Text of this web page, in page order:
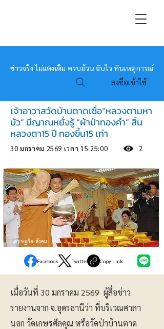
หมอข่าว
ข่าวจริง ไม่แต่งเติม ครบถ้วน ฉับไว ทันเหตุการณ์
ลงชื่อเข้าใช้
เจ้าอาวาสวัดบ้านตาดเชื่อ“หลวงตามหา
บัว” มีญาณหยั่งรู้ “ผ้าป่าทองคำ” สิ้น
หลวงตา15 ปี ทองขึ้น15 เท่า
30 มกราคม 2569 เวลา 15:25:00 2
เศรษฐกิจ-สังคม
Facebook Twitter Copy Link
เมื่อวันที่ 30 มกราคม 2569 ผู้สื่อข่าว
รายงานจาก จ.อุดรธานีว่า ที่บริเวณศาลา
นอก วัดเกษรศีลคุณ หรือวัดป่าบ้านตาด